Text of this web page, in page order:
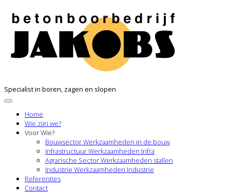
Specialist in boren, zagen en slopen
Home
Wie zijn we?
Voor Wie?
BouwsectorWerkzaamheden in de bouw
InfrastructuurWerkzaamheden Infra
Agrarische SectorWerkzaamheden stallen
Industrie Werkzaamheden Industrie
Referenties
Contact